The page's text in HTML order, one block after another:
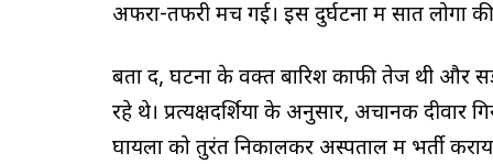
अफरा-तफरी मच गई। इस दुर्घटना में सात लोगों
बता दें, घटना के वक्त बारिश काफी तेज थी और
रहे थे। प्रत्यक्षदर्शियों के अनुसार, अचानक
घायलों को तुरंत निकालकर अस्पताल में भर्ती